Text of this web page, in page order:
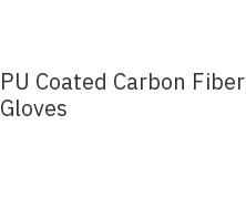
PU Coated Carbon Fiber
Gloves